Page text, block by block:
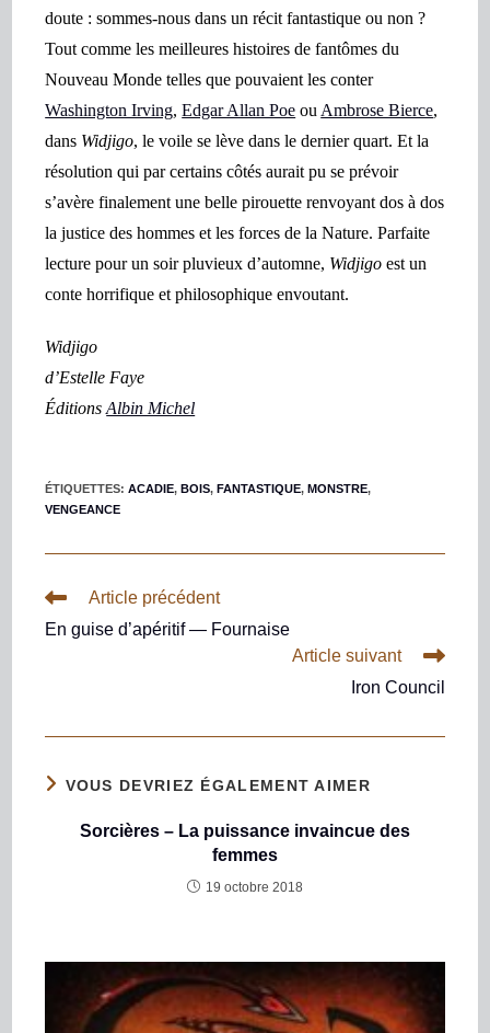
doute : sommes-nous dans un récit fantastique ou non ?
Tout comme les meilleures histoires de fantômes du
Nouveau Monde telles que pouvaient les conter
Washington Irving,Edgar Allan Poe ou Ambrose Bierce,
dans Widjigo, le voile se lève dans le dernier quart. Et la
résolution qui par certains côtés aurait pu se prévoir
s’avère finalement une belle pirouette renvoyant dos à dos
la justice des hommes et les forces de la Nature. Parfaite
lecture pour un soir pluvieux d’automne, Widjigo est un
conte horrifique et philosophique envoutant.
Widjigo
d’Estelle Faye
ÉditionsAlbin Michel
ÉTIQUETTES:ACADIE, BOIS, FANTASTIQUE, MONSTRE,
VENGEANCE
Article précédent
En guise d’apéritif — Fournaise
Article suivant
Iron Council
VOUS DEVRIEZ ÉGALEMENT AIMER
Sorcières – La puissance invaincue des
femmes
19 octobre 2018